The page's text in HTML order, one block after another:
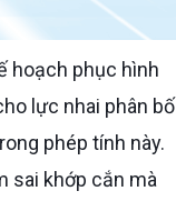
lực nhai phân bố
phép tính này.
sai khớp cắn mà